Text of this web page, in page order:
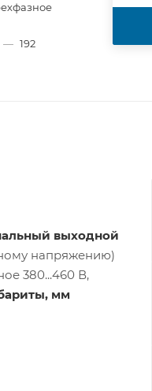
— 192
выходной
напряжению)
380...460 В,
мм